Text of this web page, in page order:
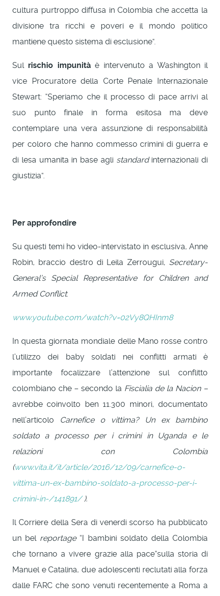
cultura purtroppo diffusa in Colombia che accetta la
divisione tra ricchi e poveri e il mondo politico
mantiene questo sistema di esclusione”.
Sulrischio impunitàè intervenuto a Washington il
vice Procuratore della Corte Penale Internazionale
Stewart: “Speriamo che il processo di pace arrivi al
suo punto finale in forma esitosa ma deve
contemplare una vera assunzione di responsabilità
per coloro che hanno commesso crimini di guerra e
di lesa umanita in base agli standardinternazionali di
giustizia”.
Per approfondire
Su questi temi ho video-intervistato in esclusiva, Anne
Robin, braccio destro di Leila Zerrougui, Secretary-
General’s Special Representative for Children and
Armed Conflict:
www.youtube.com/watch?v=02Vy8QHInm8
In questa giornata mondiale delle Mano rosse contro
l’utilizzo dei baby soldati nei conflitti armati è
importante focalizzare l’attenzione sul conflitto
colombiano che – secondo la Fiscialia de la Nacion –
avrebbe coinvolto ben 11.300 minori, documentato
nell’articolo
Carnefice o vittima? Un ex bambino
soldato a processo per i crimini in Uganda e le
relazioni con Colombia
(www.vita.it/it/article/2016/12/09/carnefice-o-
vittima-un-ex-bambino-soldato-a-processo-per-i-
crimini-in-/141891/).
Il Corriere della Sera di venerdi scorso ha pubblicato
un bel reportage“I bambini soldato della Colombia
che tornano a vivere grazie alla pace“sulla storia di
Manuel e Catalina, due adolescenti reclutati alla forza
dalle FARC che sono venuti recentemente a Roma a